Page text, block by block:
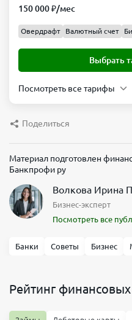
150 000 ₽/мес
Овердрафт Валютный счет
Выбрать
Посмотреть все тарифы
Поделиться
Материал подготовлен
Банкпрофи ру
Волкова Ирина
Бизнес-эксперт
Посмотреть все
Банки Советы Бизнес
Рейтинг финансовых